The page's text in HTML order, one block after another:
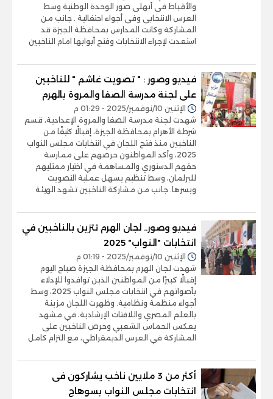
والأقباط فى أبهلى صور الوحدة الوطنية وسط
العرس الانتخابى وفى أجواء احتفالية . جانب من
المشاركة وكانت المدارس بمحافظة الجيزة قد
استعدت لإجراء الانتخابات وفتح أبوابها امام الناخبين
فيديو وصور : " تصويت غاشم " للناخبين
على لجنة مدرسة الصفا والمروة بالهرم
الإثنين 10/نوفمبر/2025 - 01:29 م
شهدت لجنة مدرسة الصفا والمروة الإعدادية، قسم
شرطة الأهرام بمحافظة الجيزة، إقبالًا كثيفًا من
الناخبين منذ فتح اللجان في انتخابات مجلس النواب
2025، وأكد المواطنون حرصهم على ممارسة
حقهم الدستوري والمساهمة في اختيار ممثليهم
للبرلمان، وسط تنظيم يسهل عملية التصويت
ويسرها. جانب من مشاركة الناخبين تشهد الهيئة
فيديو وصور.. لجان الهرم تتزين بالناخبين في
انتخابات "النواب" 2025
الإثنين 10/نوفمبر/2025 - 01:19 م
شهدت لجان الهرم بمحافظة الجيزة صباح اليوم
إقبالًا كبيرًا من المواطنين الذين توافدوا للإدلاء
بأصواتهم في انتخابات مجلس النواب 2025، وسط
أجواء منظمة ونظامية. وظهرت اللجان مزينة
بالعلم المصري واللافتات الإرشادية، في مشهد
يعكس الحماس الشعبي وحرص الناخبين على
المشاركة في العرس الديمقراطي، مع التزام كامل
أكثر من 3 ملايين ناخب يشاركون فى
انتخابات مجلس النواب بسوهاج